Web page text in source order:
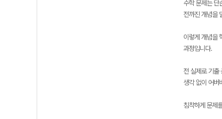
수학 문제는 단
전까진 개념을
이렇게 개념을
과정입니다.
전 실제로 기출
생각 없이 어버
침착하게 문제